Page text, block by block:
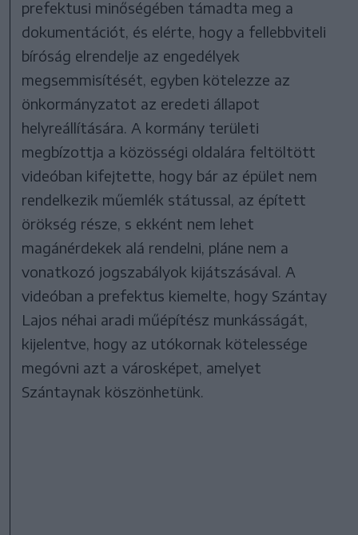
prefektusi minőségében támadta meg a
dokumentációt, és elérte, hogy a fellebbviteli
bíróság elrendelje az engedélyek
megsemmisítését, egyben kötelezze az
önkormányzatot az eredeti állapot
helyreállítására. A kormány területi
megbízottja a közösségi oldalára feltöltött
videóban kifejtette, hogy bár az épület nem
rendelkezik műemlék státussal, az épített
örökség része, s ekként nem lehet
magánérdekek alá rendelni, pláne nem a
vonatkozó jogszabályok kijátszásával. A
videóban a prefektus kiemelte, hogy Szántay
Lajos néhai aradi műépítész munkásságát,
kijelentve, hogy az utókornak kötelessége
megóvni azt a városképet, amelyet
Szántaynak köszönhetünk.